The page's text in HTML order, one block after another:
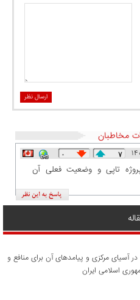
ارسال نظر
مخاطبان
۷ ۰
تاپی و وضعیت فعلی آن
آسیای مرکزی و پیامدهای آن برای منافع و
اسلامی ایران